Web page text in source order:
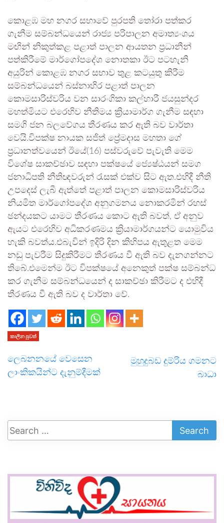
කොළඹ මහ නගර සභාවේ පුරපති තෝරා පත්කර
ගැනීම සම්බන්ධයෙන් රාජ්‍ය පරිපාලන අමාත්‍යංශය
මඟින් නිකුත්කළ පළාත් පාලන ආයතන ප්‍රධානීන්
පත්කිරීමේ මාර්ගෝපදේශ නොතකා ඊට පටහැනි
අයුරින් කොළඹ නගර සභාව තුළ කටයුතු කිරීම
සම්බන්ධයෙන් බස්නාහිර පළාත් පාලන
කොමසාරිස්වරිය වන සාරංගිකා කල්හාරී ජයසුන්දර
මහත්මියට එරෙහිව නීතිමය ක්‍රියාමාර්ග ගැනීම සඳහා
සමගි ජන බලවේගය තීරණය කර ඇති බව වාර්තා
වෙයි.විපක්ෂ නායක සජිත් ප්‍රේමදාස මහතා ගේ
ප්‍රධානත්වයෙන් ඊයේ(16) පස්වරුවේ පැවැති මෙම
විශේෂ සාකච්ඡාව සඳහා පක්ෂයේ ජ්‍යෙෂ්ඨයන් සමග
ජනාධිපති නීතිඥවරුන් රැසක් එක්ව සිට ඇත.එහිදී නීති
උපදෙස් ලැබී ඇත්තේ පළාත් පාලන කොමසාරිස්වරිය
නියමිත මාර්ගෝපදේශ අනුගමනය නොකරමින් රහස්
ඡන්දයකට යාමට තීරණය කොට ඇති බවත්, ඒ අනුව
ඇයට එරෙහිව අධිකරණමය ක්‍රියාමාර්ගයන්ට යොමුවිය
හැකි බවත්ය.එබැවින් ඉදිරි දින කිහිපය ඇතුළත මෙම
නඩු පැවරීම සිදුකිරීමට තීරණය වී ඇති බව දැනගන්නට
තිබේ.එමෙන්ම ඊට විපක්ෂයේ අනෙකුත් පක්ෂ සම්බන්ධ
කර ගැනීම සම්බන්ධයෙන් ද සාකච්ඡා කිරීමට ද එහිදී
තීරණය වී ඇති බව ද වාර්තා වේ.
කාලීන පුවත්
ලෙබනනයේ වෙසෙන
ලාංකිකයින්ට දැනුම්දීමක්
මුහුදුබඩ දුම්රිය ගමනට
බාධා